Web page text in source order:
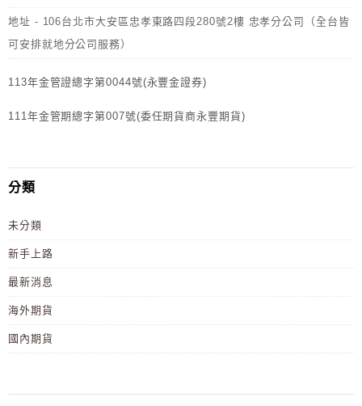
地址 - 106台北市大安區忠孝東路四段280號2樓 忠孝分公司（全台皆
可安排就地分公司服務）
113年金管證總字第0044號(永豐金證券)
111年金管期總字第007號(委任期貨商永豐期貨)
分類
未分類
新手上路
最新消息
海外期貨
國內期貨